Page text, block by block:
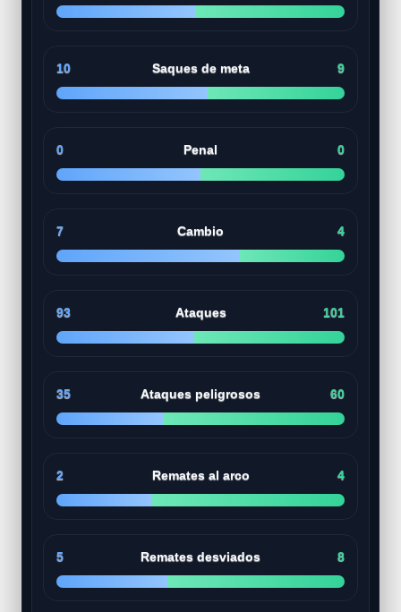
10 Saques de meta 9
0 Penal 0
7 Cambio 4
93 Ataques 101
35 Ataques peligrosos 60
2 Remates al arco 4
5 Remates desviados 8